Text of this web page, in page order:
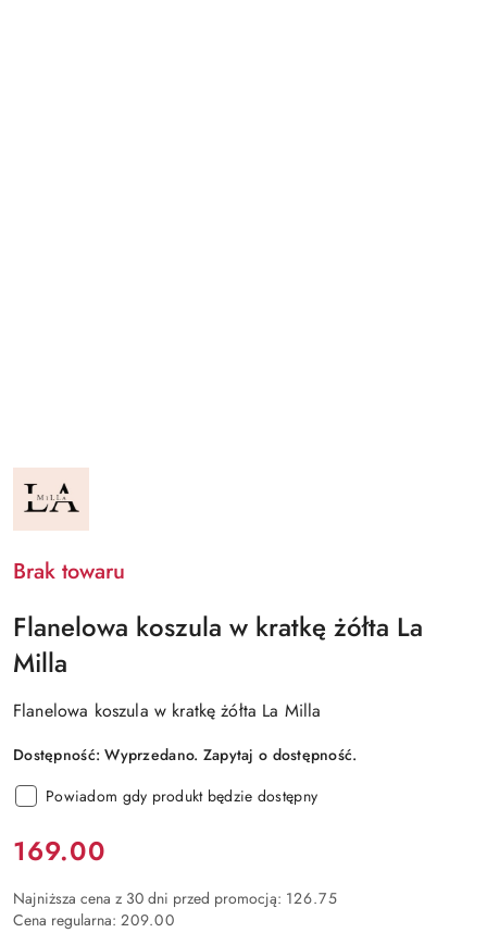
NAZWA
PRODUCENTA:
LA
MILLA
Brak towaru
Flanelowa koszula w kratkę żółta La
Milla
Flanelowa koszula w kratkę żółta La Milla
Dostępność:Wyprzedano. Zapytaj o dostępność.
Powiadom gdy produkt będzie dostępny
Cena:
169.00
Najniższa cena z 30 dni przed promocją: 126.75
Cena regularna: 209.00